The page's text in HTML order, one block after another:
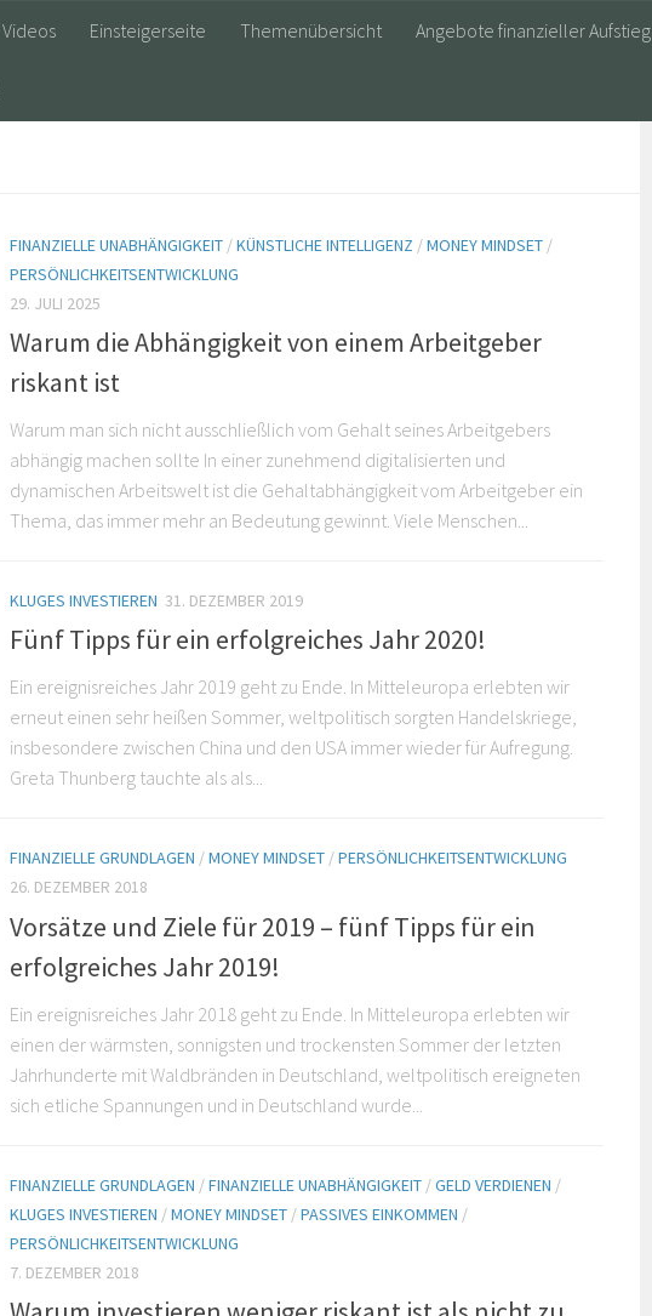
Videos Einsteigerseite Themenübersicht Angebote finanzieller Aufstieg
FINANZIELLE UNABHÄNGIGKEIT /KÜNSTLICHE INTELLIGENZ /MONEY MINDSET /
PERSÖNLICHKEITSENTWICKLUNG
29. JULI 2025
Warum die Abhängigkeit von einem Arbeitgeber
riskant ist
Warum man sich nicht ausschließlich vom Gehalt seines Arbeitgebers
abhängig machen sollte In einer zunehmend digitalisierten und
dynamischen Arbeitswelt ist die Gehaltabhängigkeit vom Arbeitgeber ein
Thema, das immer mehr an Bedeutung gewinnt. Viele Menschen...
KLUGES INVESTIEREN 31. DEZEMBER 2019
Fünf Tipps für ein erfolgreiches Jahr 2020!
Ein ereignisreiches Jahr 2019 geht zu Ende. In Mitteleuropa erlebten wir
erneut einen sehr heißen Sommer, weltpolitisch sorgten Handelskriege,
insbesondere zwischen China und den USA immer wieder für Aufregung.
Greta Thunberg tauchte als als...
FINANZIELLE GRUNDLAGEN /MONEY MINDSET /PERSÖNLICHKEITSENTWICKLUNG
26. DEZEMBER 2018
Vorsätze und Ziele für 2019 – fünf Tipps für ein
erfolgreiches Jahr 2019!
Ein ereignisreiches Jahr 2018 geht zu Ende. In Mitteleuropa erlebten wir
einen der wärmsten, sonnigsten und trockensten Sommer der letzten
Jahrhunderte mit Waldbränden in Deutschland, weltpolitisch ereigneten
sich etliche Spannungen und in Deutschland wurde...
FINANZIELLE GRUNDLAGEN /FINANZIELLE UNABHÄNGIGKEIT /GELD VERDIENEN /
KLUGES INVESTIEREN /MONEY MINDSET /PASSIVES EINKOMMEN /
PERSÖNLICHKEITSENTWICKLUNG
7. DEZEMBER 2018